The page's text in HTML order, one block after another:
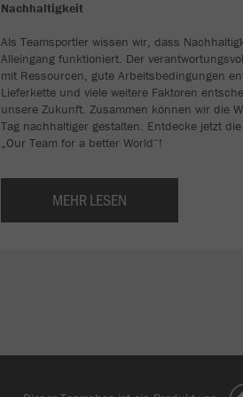
Nachhaltigkeit
Als Teamsportler wissen wir, dass
Alleingang funktioniert. Der
mit Ressourcen, gute Arbeitsbedingungen
Lieferkette und viele weitere Faktoren
unsere Zukunft. Zusammen können wir die
Tag nachhaltiger gestalten. Entdecke jetzt
„Our Team for a better World“!
MEHR LESEN